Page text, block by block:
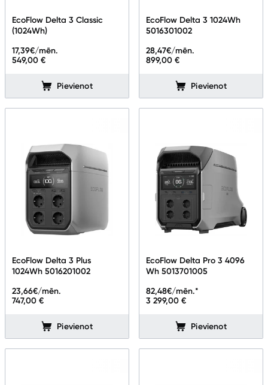
Viedpulksteņi un aproces
Droni un piederumi
Video
GPS
Elektrostacijas un saules paneļi
Elektrostacijas
Zāles pļāvēji roboti
Skaistumkopšana
EcoFlow Delta 3 Classic
(1024Wh)
549,00 €
17,39€/mēn.
Pievienot
EcoFlow Delta 3 1024Wh
5016301002
899,00 €
28,47€/mēn.
Pievienot
EcoFlow Delta 3 Plus
1024Wh 5016201002
747,00 €
23,66€/mēn.
Pievienot
EcoFlow Delta Pro 3 4096
Wh 5013701005
3 299,00 €
82,48€/mēn.*
Pievienot